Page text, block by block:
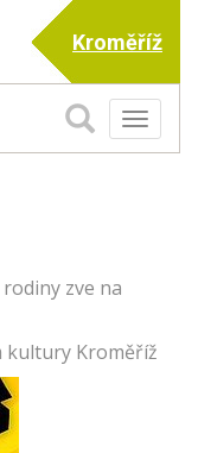
Kroměříž
Toggle
zve na
kultury Kroměříž